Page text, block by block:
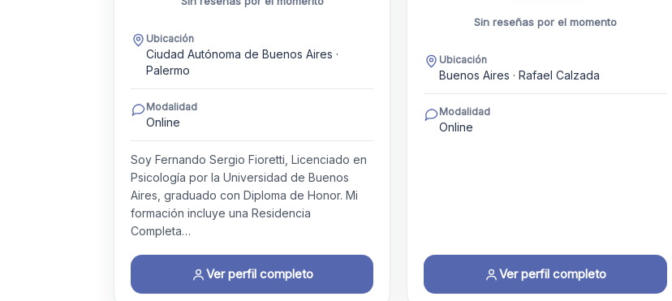
Ubicación
Ciudad Autónoma de Buenos Aires ·
Palermo
Modalidad
Online
Soy Fernando Sergio Fioretti, Licenciado en
Psicología por la Universidad de Buenos
Aires, graduado con Diploma de Honor. Mi
formación incluye una Residencia
Completa…
Ver perfil completo
Sin reseñas por el momento
Ubicación
Buenos Aires · Rafael Calzada
Modalidad
Online
Ver perfil completo